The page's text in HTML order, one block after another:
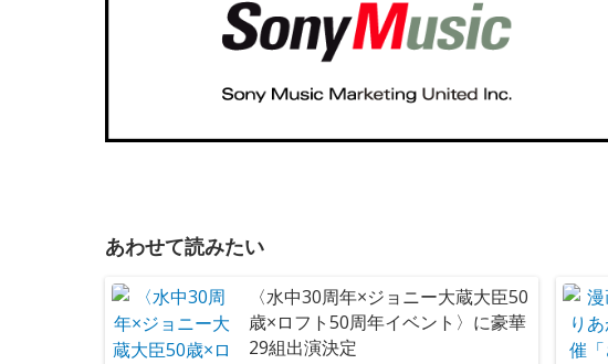
あわせて読みたい
〈水中30周年×ジョニー大蔵大臣50
歳×ロフト50周年イベント〉に豪華
29組出演決定